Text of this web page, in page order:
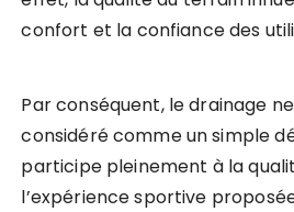
confort et la confiance des
Par conséquent, le drainage
considéré comme un simple
participe pleinement à la
l’expérience sportive